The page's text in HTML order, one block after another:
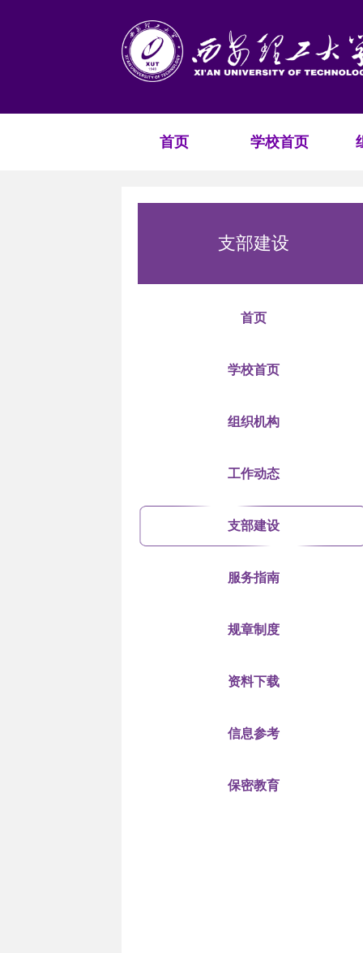
首页 学校首页
支部建设
首页
学校首页
组织机构
工作动态
支部建设
服务指南
规章制度
资料下载
信息参考
保密教育